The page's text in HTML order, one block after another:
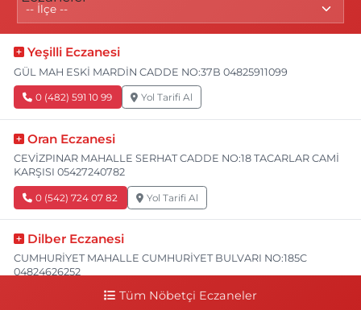
Yeşilli Eczanesi
GÜL MAH ESKİ MARDİN CADDE NO:37B 04825911099
0 (482) 591 10 99 Yol Tarifi Al
Oran Eczanesi
CEVİZPINAR MAHALLE SERHAT CADDE NO:18 TACARLAR CAMİ
KARŞISI 05427240782
0 (542) 724 07 82 Yol Tarifi Al
Dilber Eczanesi
CUMHURİYET MAHALLE CUMHURİYET BULVARI NO:185C
04824626252
0 (482) 462 62 52 Yol Tarifi Al
Tüm Nöbetçi Eczaneler